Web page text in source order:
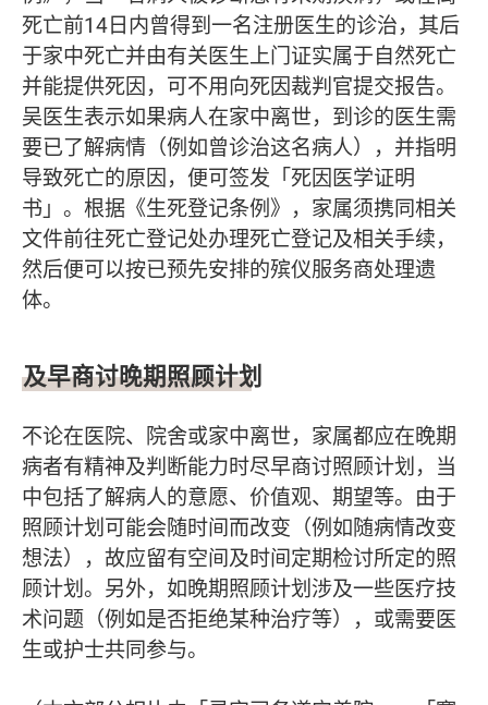
死亡前14日内曾得到一名注册医生的诊治，其后
于家中死亡并由有关医生上门证实属于自然死亡
并能提供死因，可不用向死因裁判官提交报告。
吴医生表示如果病人在家中离世，到诊的医生需
要已了解病情（例如曾诊治这名病人），并指明
导致死亡的原因，便可签发「死因医学证明
书」。根据《生死登记条例》，家属须携同相关
文件前往死亡登记处办理死亡登记及相关手续，
然后便可以按已预先安排的殡仪服务商处理遗
体。
及早商讨晚期照顾计划
不论在医院、院舍或家中离世，家属都应在晚期
病者有精神及判断能力时尽早商讨照顾计划，当
中包括了解病人的意愿、价值观、期望等。由于
照顾计划可能会随时间而改变（例如随病情改变
想法），故应留有空间及时间定期检讨所定的照
顾计划。另外，如晚期照顾计划涉及一些医疗技
术问题（例如是否拒绝某种治疗等），或需要医
生或护士共同参与。